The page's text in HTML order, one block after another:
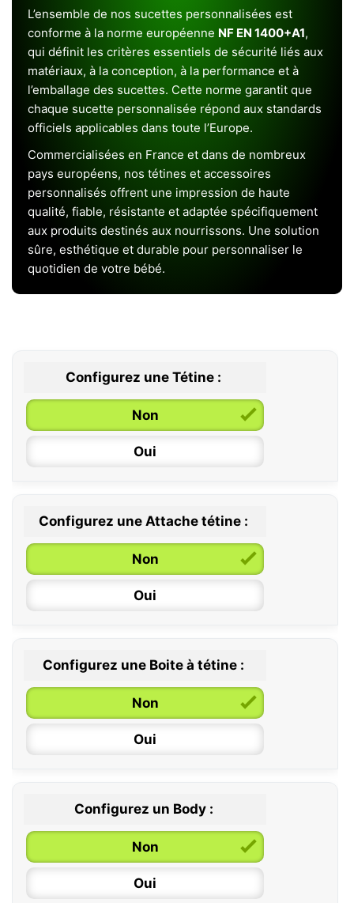
L’ensemble de nos sucettes personnalisées est
conforme à la norme européenne NF EN 1400+A1,
qui définit les critères essentiels de sécurité liés aux
matériaux, à la conception, à la performance et à
l’emballage des sucettes. Cette norme garantit que
chaque sucette personnalisée répond aux standards
officiels applicables dans toute l’Europe.
Commercialisées en France et dans de nombreux
pays européens, nos tétines et accessoires
personnalisés offrent une impression de haute
qualité, fiable, résistante et adaptée spécifiquement
aux produits destinés aux nourrissons. Une solution
sûre, esthétique et durable pour personnaliser le
quotidien de votre bébé.
Configurez une Tétine :
Non
Oui
0 / 6 mois
6 / 36 mois
Configurez une Attache tétine :
Non
Oui
Configurez une Boite à tétine :
Non
Oui
Configurez un Body :
Non
Oui